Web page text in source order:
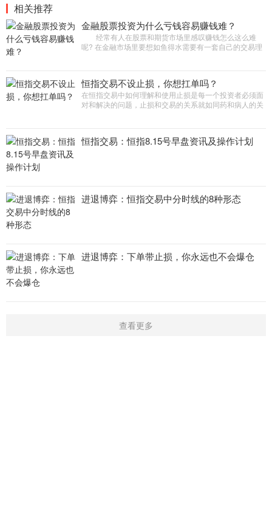
相关推荐
金融股票投资为什么亏钱容易赚钱难？
经常有人在股票和期货市场里感叹赚钱怎么这么难
呢? 在金融市场里要想如鱼得水需要有一套自己的交易理
恒指交易不设止损，你想扛单吗？
在恒指交易中如何理解和使用止损是每一个投资者必须面
对和解决的问题，止损和交易的关系就如同药和病人的关
恒指交易：恒指8.15号早盘资讯及操作计划
进退博弈：恒指交易中分时线的8种形态
进退博弈：下单带止损，你永远也不会爆仓
查看更多